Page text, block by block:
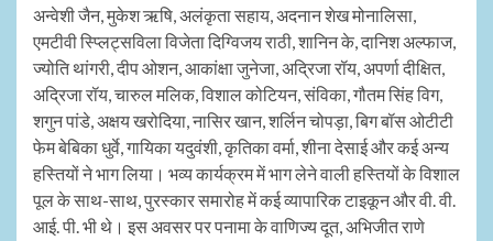
अन्वेशी जैन, मुकेश ऋषि, अलंकृता सहाय, अदनान शेख मोनालिसा,
एमटीवी स्प्लिट्सविला विजेता दिग्विजय राठी, शानिन के, दानिश अल्फाज,
ज्योति थांगरी, दीप ओशन, आकांक्षा जुनेजा, अद्रिजा रॉय, अपर्णा दीक्षित,
अद्रिजा रॉय, चारुल मलिक, विशाल कोटियन, संविका, गौतम सिंह विग,
शगुन पांडे, अक्षय खरोदिया, नासिर खान, शर्लिन चोपड़ा, बिग बॉस ओटीटी
फेम बेबिका धुर्वे, गायिका यदुवंशी, कृतिका वर्मा, शीना देसाई और कई अन्य
हस्तियों ने भाग लिया। भव्य कार्यक्रम में भाग लेने वाली हस्तियों के विशाल
पूल के साथ-साथ, पुरस्कार समारोह में कई व्यापारिक टाइकून और वी. वी.
आई. पी. भी थे। इस अवसर पर पनामा के वाणिज्य दूत, अभिजीत राणे